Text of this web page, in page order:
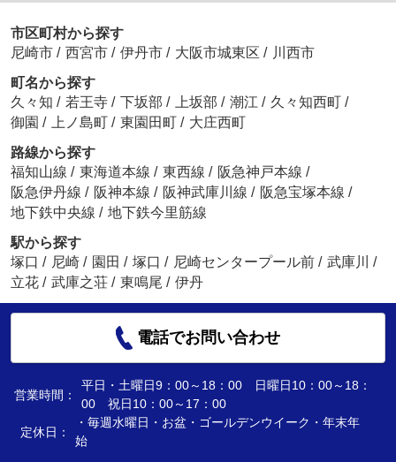
市区町村から探す
尼崎市 / 西宮市 / 伊丹市 / 大阪市城東区 / 川西市
町名から探す
久々知 / 若王寺 / 下坂部 / 上坂部 / 潮江 / 久々知西町 /
御園 / 上ノ島町 / 東園田町 / 大庄西町
路線から探す
福知山線 / 東海道本線 / 東西線 / 阪急神戸本線 /
阪急伊丹線 / 阪神本線 / 阪神武庫川線 / 阪急宝塚本線 /
地下鉄中央線 / 地下鉄今里筋線
駅から探す
塚口 / 尼崎 / 園田 / 塚口 / 尼崎センタープール前 / 武庫川
/
立花 / 武庫之荘 / 東鳴尾 / 伊丹
電話でお問い合わせ
営業時間：
平日・土曜日9：00～18：00 日曜日10：00～18：
00 祝日10：00～17：00
定休日：
・毎週水曜日・お盆・ゴールデンウイーク・年末年
始